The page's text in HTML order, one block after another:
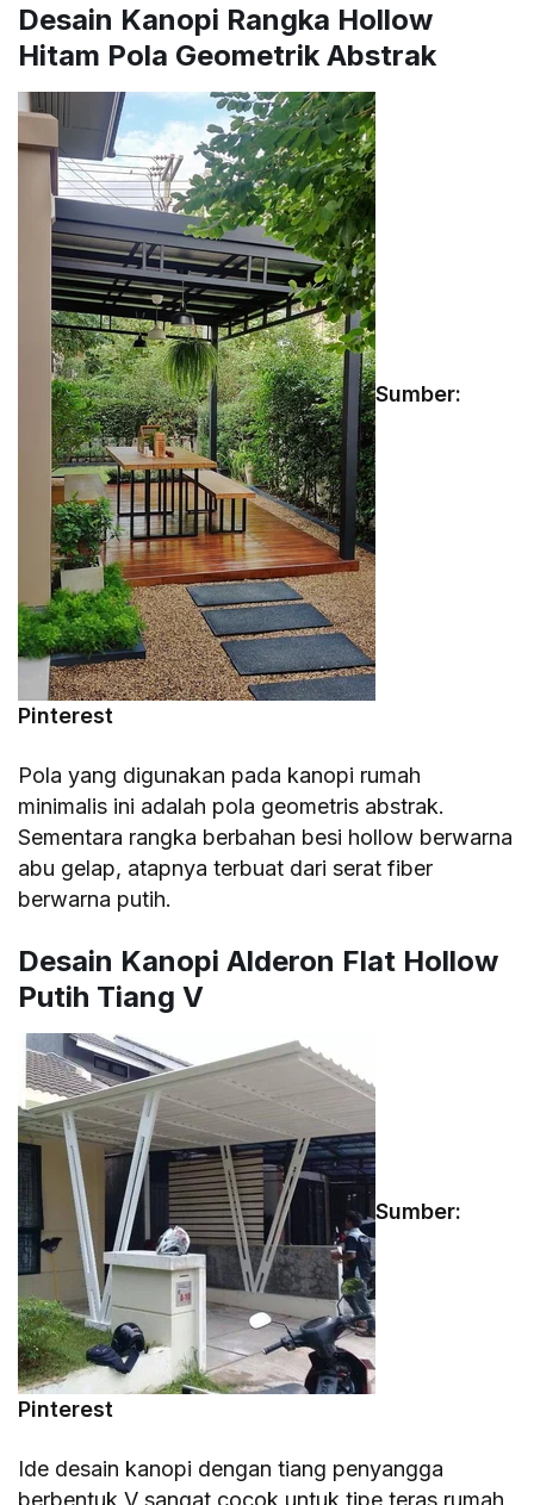
Desain Kanopi Rangka Hollow
Hitam Pola Geometrik Abstrak
Sumber:
Pinterest
Pola yang digunakan pada kanopi rumah
minimalis ini adalah pola geometris abstrak.
Sementara rangka berbahan besi hollow berwarna
abu gelap, atapnya terbuat dari serat fiber
berwarna putih.
Desain Kanopi Alderon Flat Hollow
Putih Tiang V
Sumber:
Pinterest
Ide desain kanopi dengan tiang penyangga
berbentuk V sangat cocok untuk tipe teras rumah